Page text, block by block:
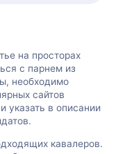
на просторах
с парнем из
необходимо
сайтов
указать в описании
кавалеров.